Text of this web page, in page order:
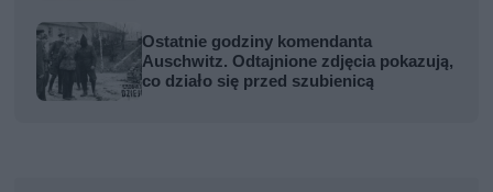
Ostatnie godziny komendanta
Auschwitz. Odtajnione zdjęcia pokazują,
co działo się przed szubienicą